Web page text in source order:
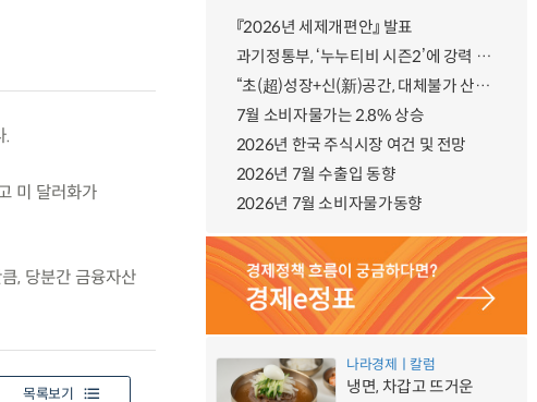
.
미 달러화가
, 당분간 금융자산
목록보기
『2026년 세제개편안』 발표
과기정통부, ‘누누티비 시즌2’에 강력 대응 의지 밝혀
“초(超)성장+신(新)공간, 대체불가 산업강국”
7월 소비자물가는 2.8% 상승
2026년 한국 주식시장 여건 및 전망
2026년 7월 수출입 동향
2026년 7월 소비자물가동향
나라경제ㅣ칼럼
냉면, 차갑고 뜨거운